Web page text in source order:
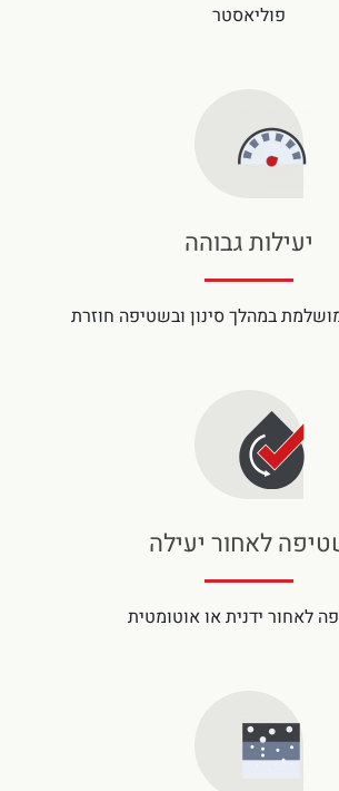
פוליאסטר
יעילות גבוהה
במהלך סינון ובשטיפה חוזרת
לאחור יעילה
לאחור ידנית או אוטומטית